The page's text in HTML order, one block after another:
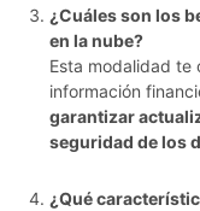
¿Cuáles son los
en la nube?
Esta modalidad te
información
garantizar
seguridad de los
¿Qué